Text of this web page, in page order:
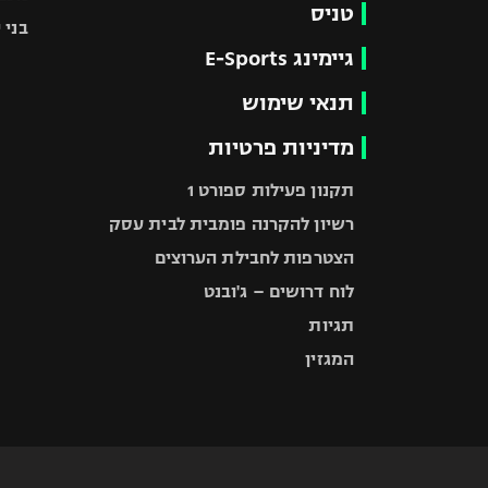
טניס
גיימינג E-Sports
תנאי שימוש
מדיניות פרטיות
תקנון פעילות ספורט 1
רשיון להקרנה פומבית לבית עסק
הצטרפות לחבילת הערוצים
לוח דרושים – ג'ובנט
תגיות
המגזין
בני